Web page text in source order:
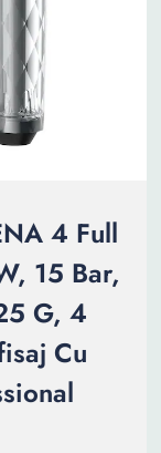
4 Full
15 Bar,
G, 4
Cu